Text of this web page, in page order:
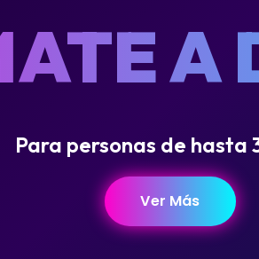
A
Para personas de hasta
Ver Más